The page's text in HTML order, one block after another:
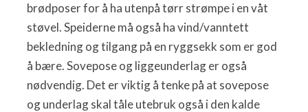
brødposer for å ha utenpå tørr strømpe i en våt
støvel. Speiderne må også ha vind/vanntett
bekledning og tilgang på en ryggsekk som er god
å bære. Sovepose og liggeunderlag er også
nødvendig. Det er viktig å tenke på at sovepose
og underlag skal tåle utebruk også i den kalde